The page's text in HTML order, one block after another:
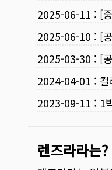
2025-06-11 : [
2025-06-10 : [
2025-03-30 : [
2024-04-01 :
2023-09-11 : 1
렌즈라라는?